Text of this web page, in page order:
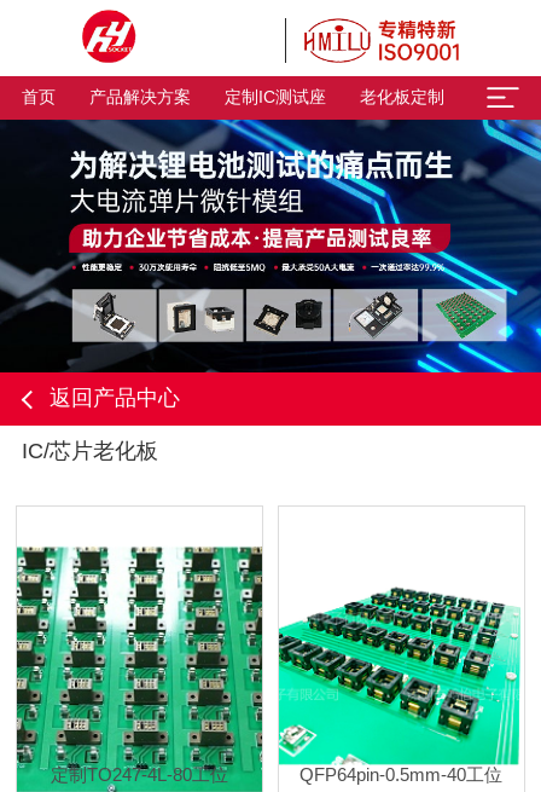
首页 产品解决方案 定制IC测试座 老化板定制
返回产品中心
IC/芯片老化板
定制TO247-4L-80工位
QFP64pin-0.5mm-40工位